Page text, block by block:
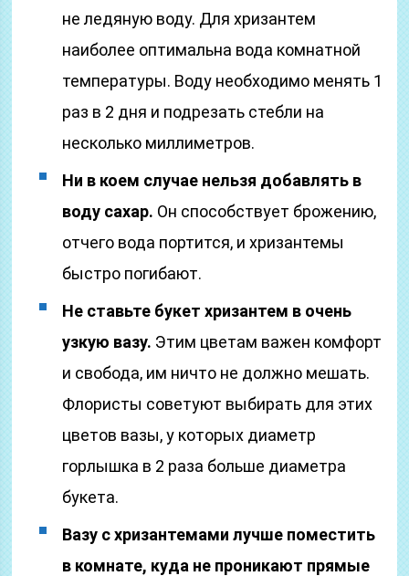
не ледяную воду. Для хризантем
наиболее оптимальна вода комнатной
температуры. Воду необходимо менять 1
раз в 2 дня и подрезать стебли на
несколько миллиметров.
Ни в коем случае нельзя добавлять в
воду сахар. Он способствует брожению,
отчего вода портится, и хризантемы
быстро погибают.
Не ставьте букет хризантем в очень
узкую вазу. Этим цветам важен комфорт
и свобода, им ничто не должно мешать.
Флористы советуют выбирать для этих
цветов вазы, у которых диаметр
горлышка в 2 раза больше диаметра
букета.
Вазу с хризантемами лучше поместить
в комнате, куда не проникают прямые